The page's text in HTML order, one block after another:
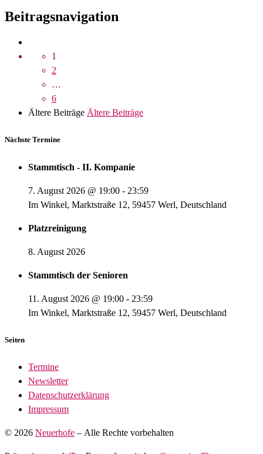
Beitragsnavigation
1
2
…
6
Ältere Beiträge Ältere Beiträge
Nächste Termine
Stammtisch - II. Kompanie
7. August 2026 @ 19:00 - 23:59
Im Winkel, Marktstraße 12, 59457 Werl, Deutschland
Platzreinigung
8. August 2026
Stammtisch der Senioren
11. August 2026 @ 19:00 - 23:59
Im Winkel, Marktstraße 12, 59457 Werl, Deutschland
Seiten
Termine
Newsletter
Datenschutzerklärung
Impressum
© 2026 Neuerhofe – Alle Rechte vorbehalten